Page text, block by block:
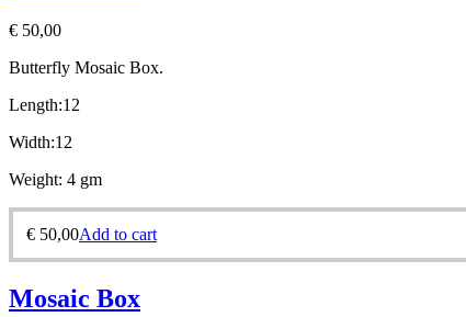
€ 50,00
Butterfly Mosaic Box.
Length:12
Width:12
Weight: 4 gm
€ 50,00Add to cart
Mosaic Box